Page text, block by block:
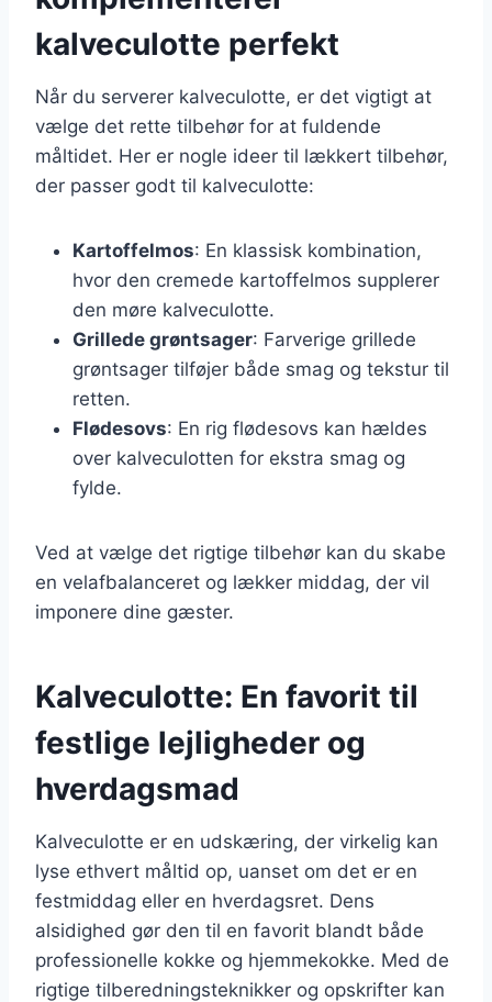
kalveculotte perfekt
Når du serverer kalveculotte, er det vigtigt at
vælge det rette tilbehør for at fuldende
måltidet. Her er nogle ideer til lækkert tilbehør,
der passer godt til kalveculotte:
Kartoffelmos: En klassisk kombination,
hvor den cremede kartoffelmos supplerer
den møre kalveculotte.
Grillede grøntsager: Farverige grillede
grøntsager tilføjer både smag og tekstur til
retten.
Flødesovs: En rig flødesovs kan hældes
over kalveculotten for ekstra smag og
fylde.
Ved at vælge det rigtige tilbehør kan du skabe
en velafbalanceret og lækker middag, der vil
imponere dine gæster.
Kalveculotte: En favorit til
festlige lejligheder og
hverdagsmad
Kalveculotte er en udskæring, der virkelig kan
lyse ethvert måltid op, uanset om det er en
festmiddag eller en hverdagsret. Dens
alsidighed gør den til en favorit blandt både
professionelle kokke og hjemmekokke. Med de
rigtige tilberedningsteknikker og opskrifter kan